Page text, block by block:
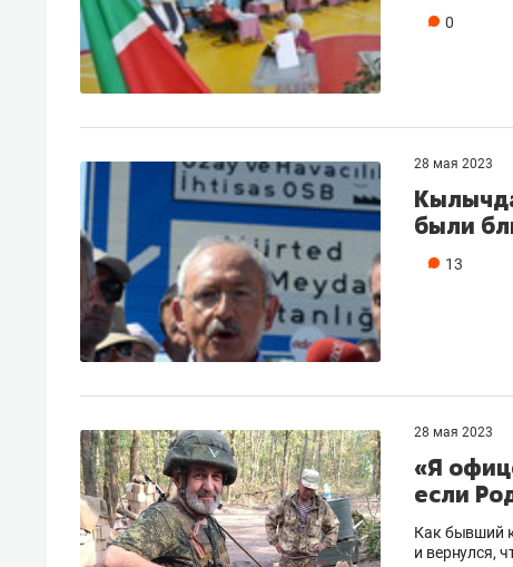
0
28 мая 2023
были
13
28 мая 2023
«Я
если
Как бывший
и вернулся,